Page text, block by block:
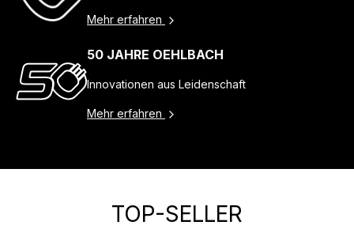
Mehr erfahren
50 JAHRE OEHLBACH
Innovationen aus Leidenschaft
Mehr erfahren
Produktgalerie überspringen
TOP-SELLER